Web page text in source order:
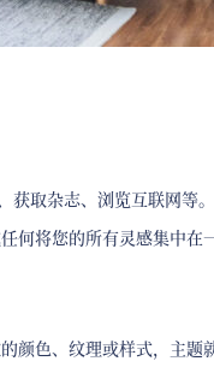
取杂志、浏览互联网等
何将您的所有灵感集中在
颜色、纹理或样式，主题